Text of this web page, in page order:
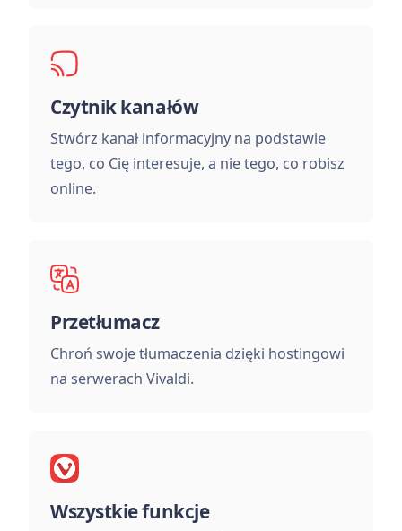
Czytnik kanałów
Stwórz kanał informacyjny na podstawie
tego, co Cię interesuje, a nie tego, co robisz
online.
Przetłumacz
Chroń swoje tłumaczenia dzięki hostingowi
na serwerach Vivaldi.
Wszystkie funkcje